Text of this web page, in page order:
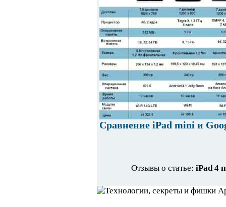
Сравнение iPad mini и
Отзывы о статье: iPad 4